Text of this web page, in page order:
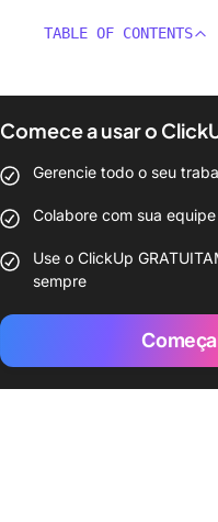
TABLE OF CONTENTS
Comece a usar o
Gerencie todo o seu
Colabore com sua equipe
Use o ClickUp
sempre